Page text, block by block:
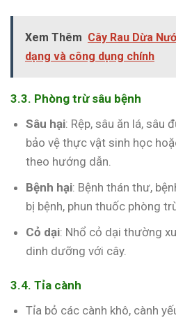
Xem Thêm Cây Rau Dừa
dạng và công dụng chính
3.3. Phòng trừ sâu bệnh
Sâu hại: Rệp, sâu ăn lá, sâu
bảo vệ thực vật sinh học
theo hướng dẫn.
Bệnh hại: Bệnh thán thư,
bị bệnh, phun thuốc phòng
Cỏ dại: Nhổ cỏ dại thường
dinh dưỡng với cây.
3.4. Tỉa cành
Tỉa bỏ các cành khô, cành